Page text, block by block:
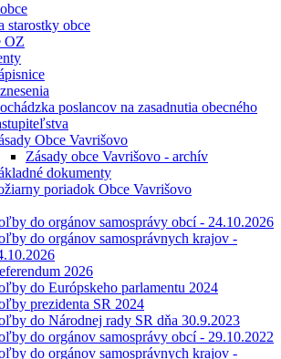
starostky obce
OZ
poslancov na zasadnutia obecného
Obce Vavrišovo
Zásady obce Vavrišovo - archív
dokumenty
poriadok Obce Vavrišovo
do orgánov samosprávy obcí - 24.10.2026
do orgánov samosprávnych krajov -
2026
do Európskeho parlamentu 2024
prezidenta SR 2024
do Národnej rady SR dňa 30.9.2023
do orgánov samosprávy obcí - 29.10.2022
do orgánov samosprávnych krajov -